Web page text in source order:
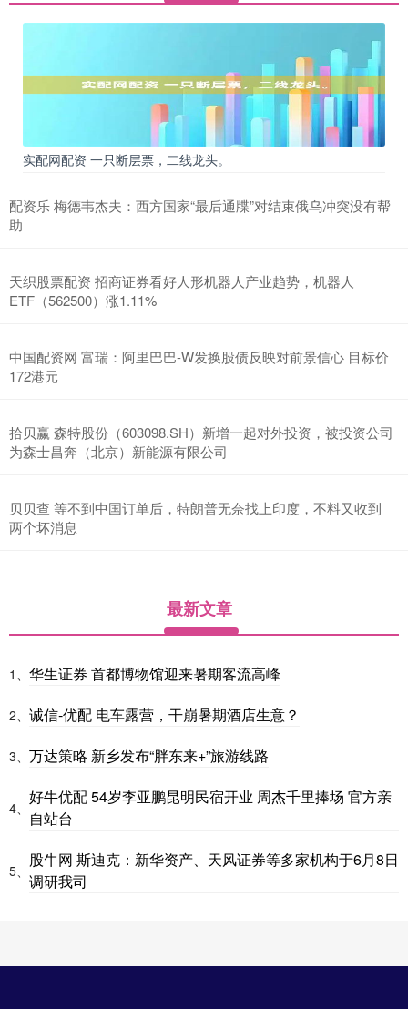
实配网配资 一只断层票，二线龙头。
配资乐 梅德韦杰夫：西方国家“最后通牒”对结束俄乌冲突没有帮
助
天织股票配资 招商证券看好人形机器人产业趋势，机器人
ETF（562500）涨1.11%
中国配资网 富瑞：阿里巴巴-W发换股债反映对前景信心 目标价
172港元
拾贝赢 森特股份（603098.SH）新增一起对外投资，被投资公司
为森士昌奔（北京）新能源有限公司
贝贝查 等不到中国订单后，特朗普无奈找上印度，不料又收到
两个坏消息
最新文章
1、 华生证券 首都博物馆迎来暑期客流高峰
2、 诚信-优配 电车露营，干崩暑期酒店生意？
3、 万达策略 新乡发布“胖东来+”旅游线路
4、
好牛优配 54岁李亚鹏昆明民宿开业 周杰千里捧场 官方亲
自站台
5、
股牛网 斯迪克：新华资产、天风证券等多家机构于6月8日
调研我司